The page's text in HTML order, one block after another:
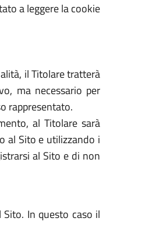
a leggere la cookie
il Titolare tratterà
ma necessario per
rappresentato.
al Titolare sarà
al Sito e utilizzando i
al Sito e di non
In questo caso il